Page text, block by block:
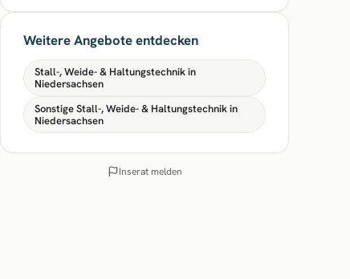
Weitere Angebote entdecken
Stall-, Weide- & Haltungstechnik in
Niedersachsen
Sonstige Stall-, Weide- & Haltungstechnik in
Niedersachsen
Inserat melden